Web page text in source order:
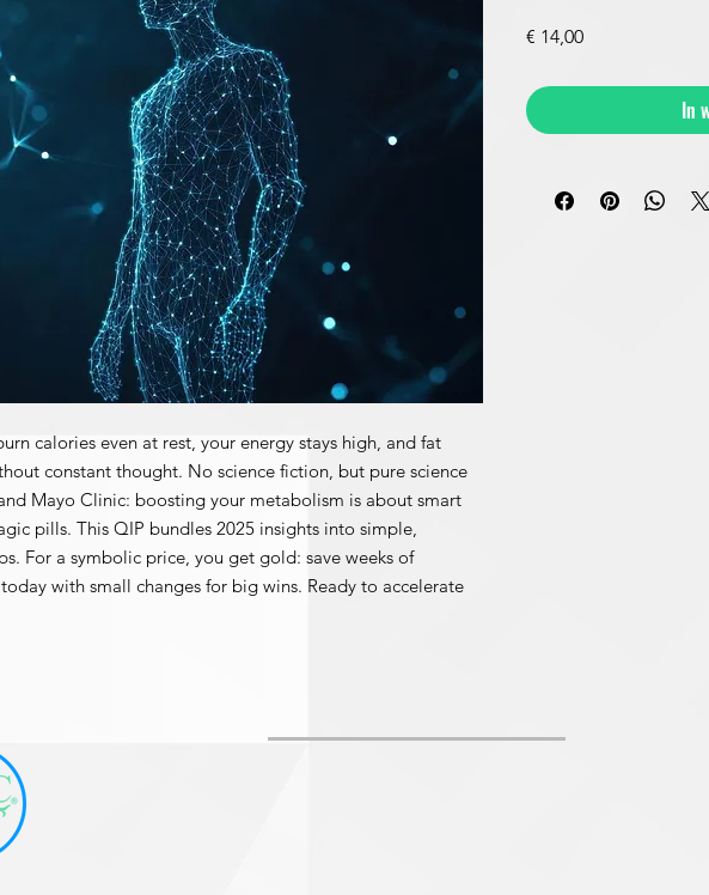
calories even at rest, your energy stays high, and fat
constant thought. No science fiction, but pure science
Mayo Clinic: boosting your metabolism is about smart
pills. This QIP bundles 2025 insights into simple,
For a symbolic price, you get gold: save weeks of
with small changes for big wins. Ready to accelerate
€ 14,00Prijs
In